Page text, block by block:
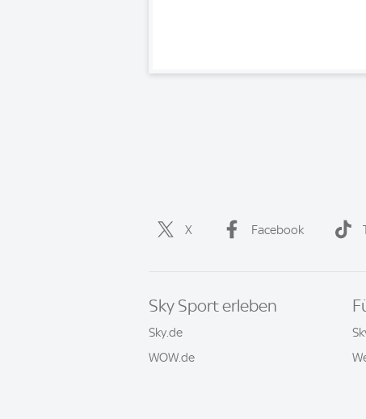
X Facebook
Sky Sport erleben
Sky.de
WOW.de